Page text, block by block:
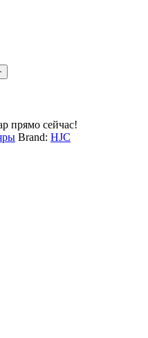
прямо сейчас!
Brand: HJC